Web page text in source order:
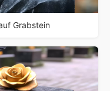
Grabstein